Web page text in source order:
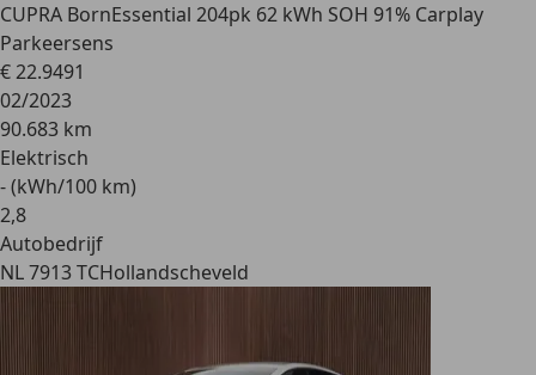
CUPRA BornEssential 204pk 62 kWh SOH 91% Carplay
Parkeersens
€ 22.9491
02/2023
90.683 km
Elektrisch
- (kWh/100 km)
2,8
Autobedrijf
NL 7913 TCHollandscheveld